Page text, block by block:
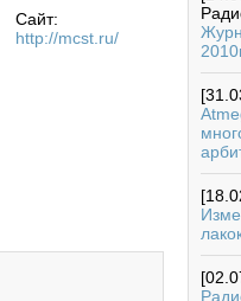
Сайт:
http://mcst.ru/